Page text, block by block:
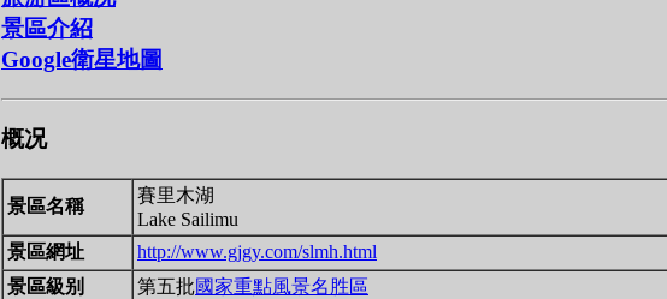
景區介紹
Google衛星地圖
概况
景區名稱
賽里木湖
Lake Sailimu
景區網址
http://www.gjgy.com/slmh.html
景區級别
第五批國家重點風景名胜區